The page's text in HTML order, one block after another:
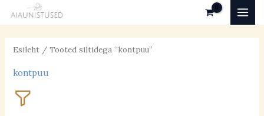
to
content
Esileht / Tooted siltidega “kontpuu”
kontpuu